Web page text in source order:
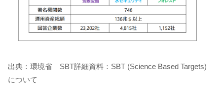
出典：環境省 SBT詳細資料：SBT (Science Based Targets)
について